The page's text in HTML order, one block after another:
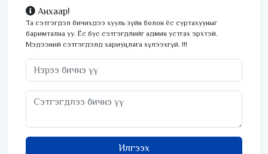
Анхаар!
Та сэтгэгдэл бичихдээ хууль зүйн болон ёс суртахууныг
баримтална уу. Ёс бус сэтгэгдлийг админ устгах эрхтэй.
Мэдээний сэтгэгдэлд хариуцлага хүлээхгүй. !!!
Илгээх